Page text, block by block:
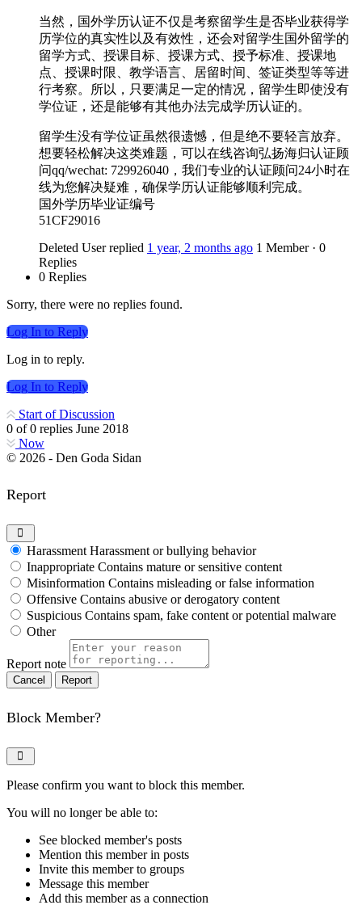
当然，国外学历认证不仅是考察留学生是否毕业获得学
历学位的真实性以及有效性，还会对留学生国外留学的
留学方式、授课目标、授课方式、授予标准、授课地
点、授课时限、教学语言、居留时间、签证类型等等进
行考察。所以，只要满足一定的情况，留学生即使没有
学位证，还是能够有其他办法完成学历认证的。
留学生没有学位证虽然很遗憾，但是绝不要轻言放弃。
想要轻松解决这类难题，可以在线咨询弘扬海归认证顾
问qq/wechat: 729926040，我们专业的认证顾问24小时在
线为您解决疑难，确保学历认证能够顺利完成。
国外学历毕业证编号
51CF29016
Deleted User replied 1 year, 2 months ago 1 Member · 0
Replies
0 Replies
Sorry, there were no replies found.
Log In to Reply
Log in to reply.
Log In to Reply
Start of Discussion
0 of0 replies June 2018
Now
© 2026 - Den Goda Sidan
Report
Harassment Harassment or bullying behavior
Inappropriate Contains mature or sensitive content
Misinformation Contains misleading or false information
Offensive Contains abusive or derogatory content
Suspicious Contains spam, fake content or potential malware
Other
Report note
Report
Block Member?
Please confirm you want to block this member.
You will no longer be able to:
See blocked member's posts
Mention this member in posts
Invite this member to groups
Message this member
Add this member as a connection